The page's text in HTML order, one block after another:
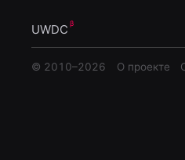
UWDC
© 2010–2026 О проекте